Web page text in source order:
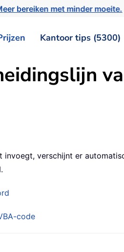
bereiken met minder moeite.
Kantoor tips (5300)
verschijnt er
code